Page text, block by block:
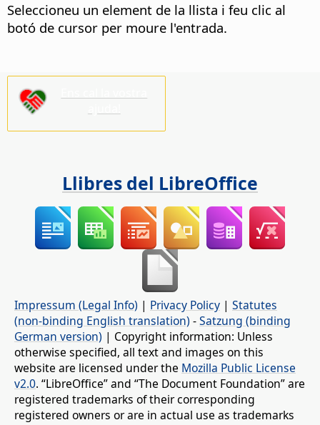
Seleccioneu un element de la llista i feu clic al
botó de cursor per moure l'entrada.
Llibres del LibreOffice
Impressum (Legal Info) | Privacy Policy | Statutes
(non-binding English translation) -Satzung (binding
German version) | Copyright information: Unless
otherwise specified, all text and images on this
website are licensed under the Mozilla Public License
v2.0. “LibreOffice” and “The Document Foundation” are
registered trademarks of their corresponding
registered owners or are in actual use as trademarks